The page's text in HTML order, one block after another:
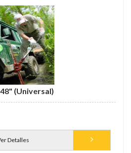
(Universal)
Detalles